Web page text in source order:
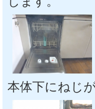
本体下にねじ